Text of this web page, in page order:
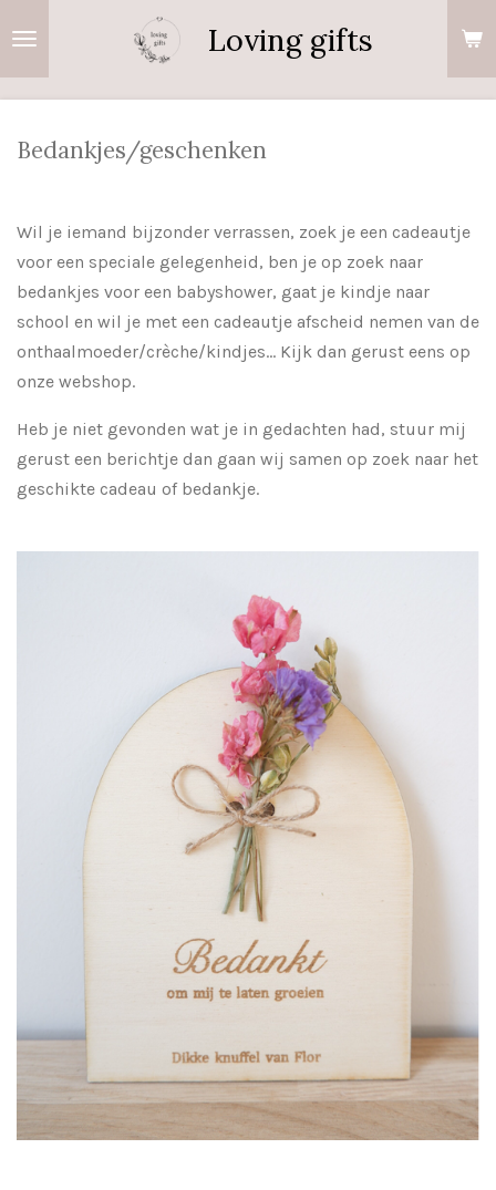
hoofdinhoud
Loving gifts
Bedankjes/geschenken
Wil je iemand bijzonder verrassen, zoek je een cadeautje
voor een speciale gelegenheid, ben je op zoek naar
bedankjes voor een babyshower, gaat je kindje naar
school en wil je met een cadeautje afscheid nemen van de
onthaalmoeder/crèche/kindjes... Kijk dan gerust eens op
onze webshop.
Heb je niet gevonden wat je in gedachten had, stuur mij
gerust een berichtje dan gaan wij samen op zoek naar het
geschikte cadeau of bedankje.